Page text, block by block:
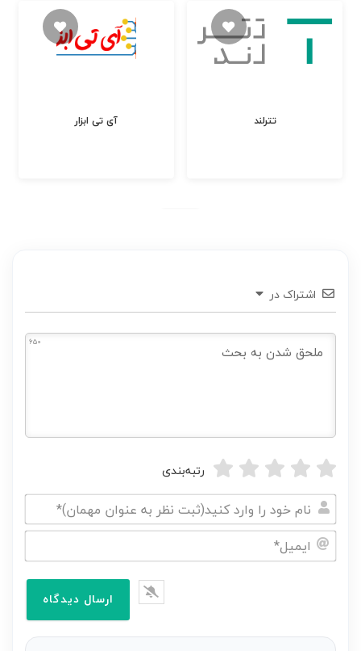
آی تی ابزار تترلند
اشتراک در
650
رتبه‌بندی
نام
خود
نظر